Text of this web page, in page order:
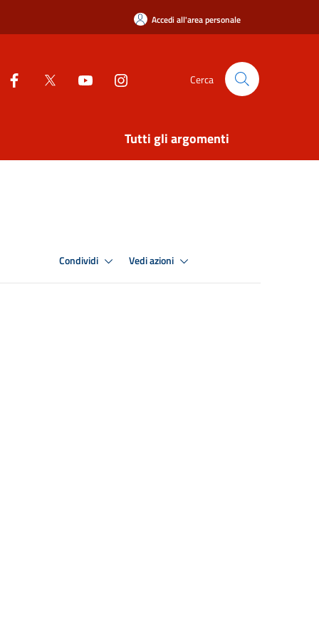
Accedi all'area personale
Cerca
Tutti gli argomenti
Condividi Vedi azioni